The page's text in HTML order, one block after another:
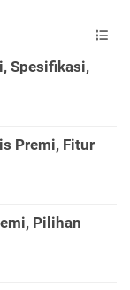
Spesifikasi,
Premi, Fitur
Pilihan